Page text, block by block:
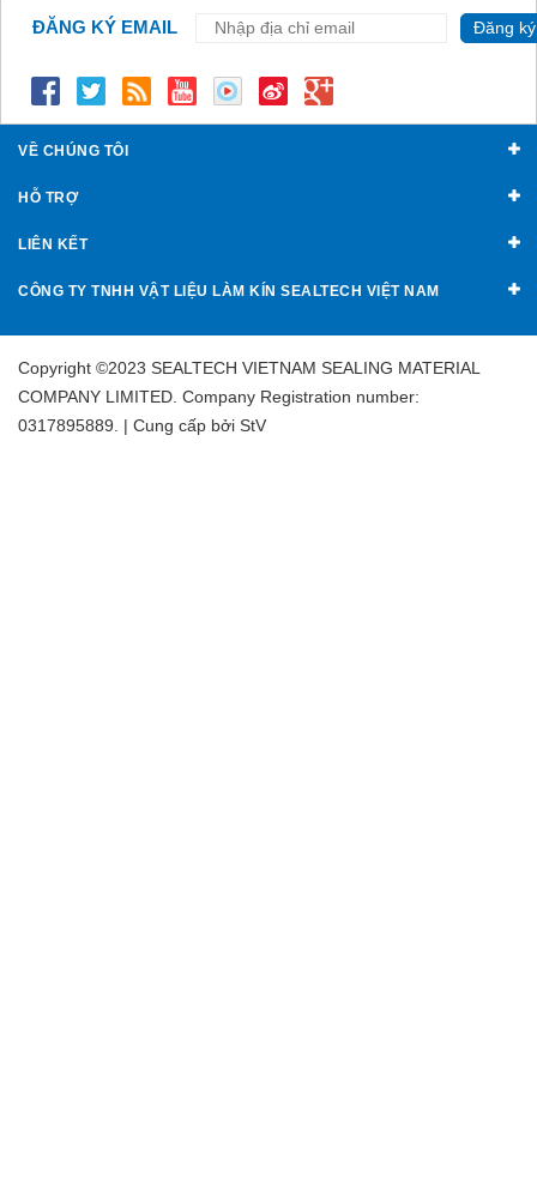
ĐĂNG KÝ EMAIL Đăng ký
VỀ CHÚNG TÔI
HỖ TRỢ
LIÊN KẾT
CÔNG TY TNHH VẬT LIỆU LÀM KÍN SEALTECH VIỆT NAM
Copyright ©2023 SEALTECH VIETNAM SEALING MATERIAL
COMPANY LIMITED. Company Registration number:
0317895889. | Cung cấp bởi StV